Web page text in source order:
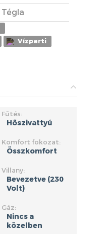
Tégla
Vízparti
Fűtés:
Hőszivattyú
Komfort fokozat:
Összkomfort
Villany:
Bevezetve (230
Volt)
Gáz:
Nincs a
közelben